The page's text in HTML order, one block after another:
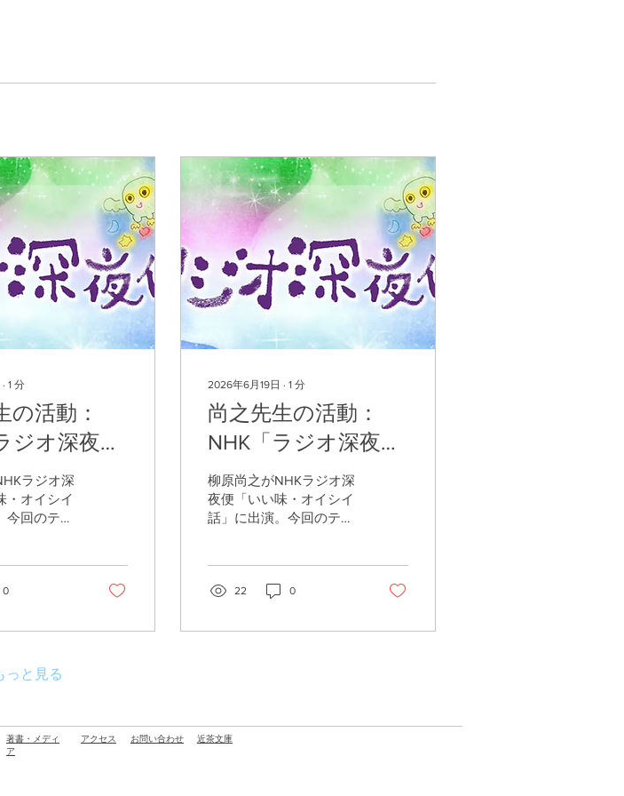
∙ 1 分
の活動：
ジオ深夜
日深夜〜
に出演しま
ラジオ深
・オイシイ
今回のテー
0
2026年6月19日 ∙ 1 分
尚之先生の活動：
NHK「ラジオ深夜
便」6月20日深夜〜
21日早朝に出演しま
す
柳原尚之がNHKラジオ深
夜便「いい味・オイシイ
話」に出演。今回のテー
い。
22 0
っと見る
著書・メディ
ア
アクセス お問い合わせ 近茶文庫